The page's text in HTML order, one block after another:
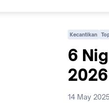
Kecantikan
6
14 May